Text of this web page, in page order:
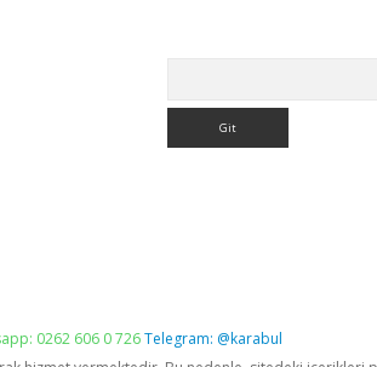
0262 606 0 726Telegram: @karabul